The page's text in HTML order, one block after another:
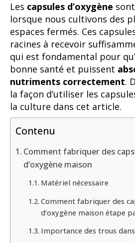
Les capsules d’oxygène
lorsque nous cultivons des
espaces fermés. Ces
racines à recevoir
qui est fondamental pour
bonne santé et puissent
nutriments correctement.
la façon d’utiliser les
la culture dans cet article.
Contenu
Comment fabriquer des
d’oxygène maison
Matériel nécessaire
Comment fabriquer des
d’oxygène maison étape
Importance des trous